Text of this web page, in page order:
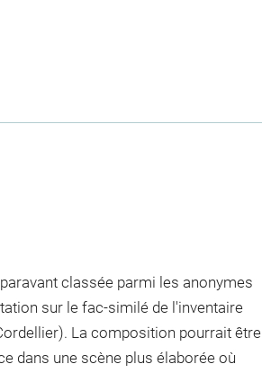
classée parmi les anonymes
sur le fac-similé de l'inventaire
La composition pourrait être
dans une scène plus élaborée où